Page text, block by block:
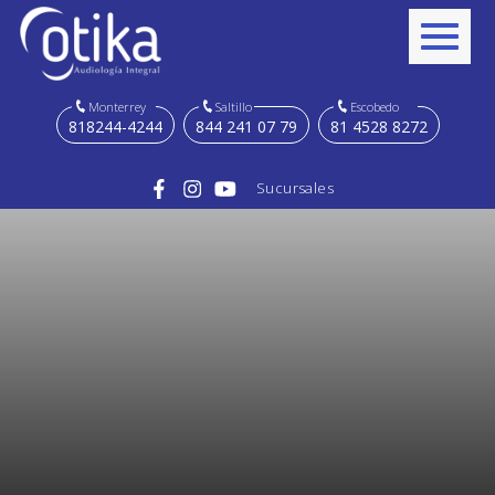
Monterrey
818244-4244
Saltillo
844 241 07 79
Escobedo
81 4528 8272
Sucursales